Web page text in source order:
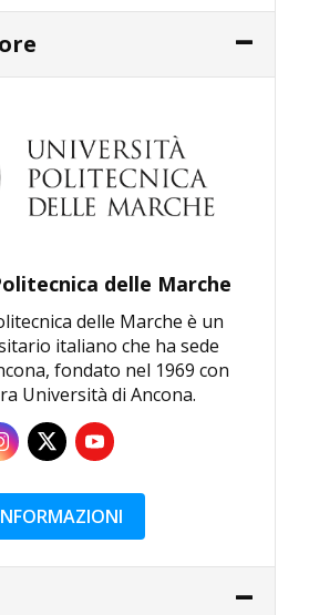
delle Marche
delle Marche è un
italiano che ha sede
fondato nel 1969 con
Università di Ancona.